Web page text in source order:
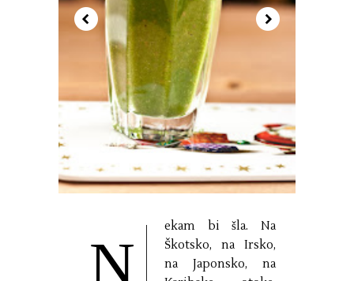
N
ekam bi šla. Na
Škotsko, na Irsko,
na Japonsko, na